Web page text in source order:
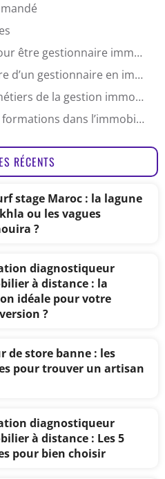
Quel diplôme pour être gestionnaire immobilier ?
Quel est le salaire d’un gestionnaire en immobilier ?
Quels sont les métiers de la gestion immobilière ?
Quelles sont les formations dans l’immobilier ?
RÉCENTS
stage Maroc : la lagune
ou les vagues
?
diagnostiqueur
à distance : la
idéale pour votre
?
de store banne : les
pour trouver un artisan
diagnostiqueur
à distance : Les 5
pour bien choisir